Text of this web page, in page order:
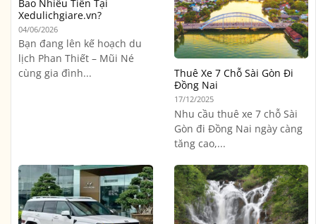
Bao Nhiêu Tiền Tại
Xedulichgiare.vn?
04/06/2026
Bạn đang lên kế hoạch du
lịch Phan Thiết – Mũi Né
cùng gia đình...
Thuê Xe 7 Chỗ Sài Gòn Đi
Đồng Nai
17/12/2025
Nhu cầu thuê xe 7 chỗ Sài
Gòn đi Đồng Nai ngày càng
tăng cao,...